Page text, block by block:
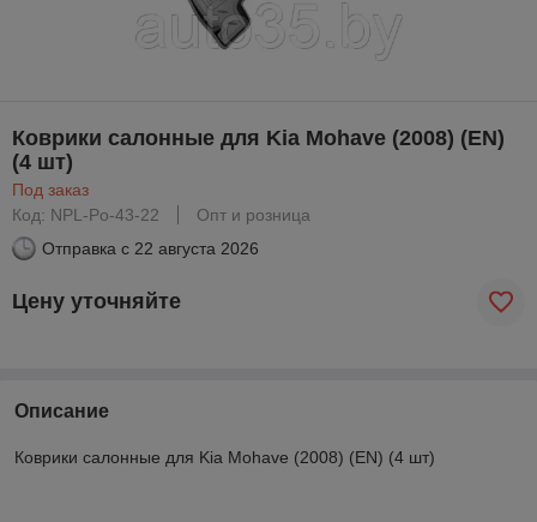
Коврики салонные для Kia Mohave (2008) (EN)
(4 шт)
Под заказ
Код: NPL-Po-43-22
Опт и розница
Отправка с 22 августа 2026
Цену уточняйте
Описание
Коврики салонные для Kia Mohave (2008) (EN) (4 шт)